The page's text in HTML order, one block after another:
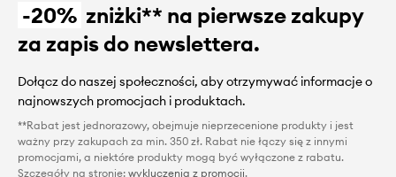
-20% zniżki** na pierwsze zakupy
za zapis do newslettera.
Dołącz do naszej społeczności, aby otrzymywać informacje o
najnowszych promocjach i produktach.
**Rabat jest jednorazowy, obejmuje nieprzecenione produkty i jest
ważny przy zakupach za min. 350 zł. Rabat nie łączy się z innymi
promocjami, a niektóre produkty mogą być wyłączone z rabatu.
Szczegóły na stronie: wykluczenia z promocji.